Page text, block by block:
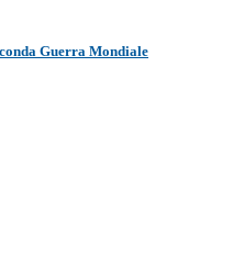
Guerra Mondiale